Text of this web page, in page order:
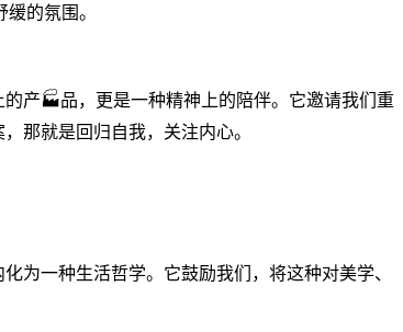
的氛围。
产🏭品，更是一种精神上的陪伴。它邀请我们重
那就是回归自我，关注内心。
为一种生活哲学。它鼓励我们，将这种对美学、